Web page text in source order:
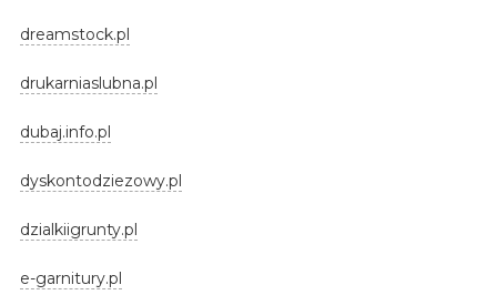
dreamstock.pl
drukarniaslubna.pl
dubaj.info.pl
dyskontodziezowy.pl
dzialkiigrunty.pl
e-garnitury.pl